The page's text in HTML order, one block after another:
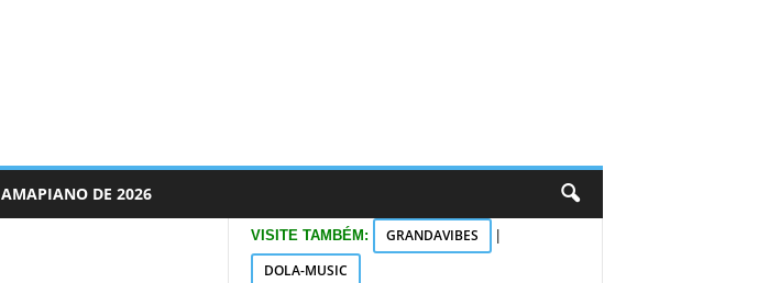
AMAPIANO DE 2026
VISITE TAMBÉM: GRANDAVIBES
DOLA-MUSIC